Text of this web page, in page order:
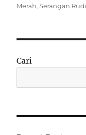
on
Merah,Serangan
Cari